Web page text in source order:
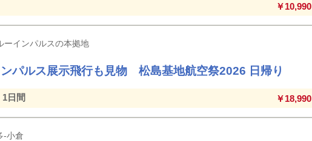
￥10,990
ーインパルスの本拠地
ンパルス展示飛行も見物 松島基地航空祭2026 日帰り
1日間 ￥18,990
-小倉